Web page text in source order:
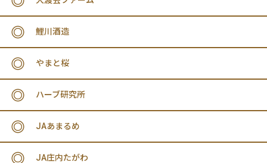
鯉川酒造
やまと桜
ハーブ研究所
JAあまるめ
JA庄内たがわ